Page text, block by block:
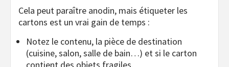
Cela peut paraître anodin, mais étiqueter les
cartons est un vrai gain de temps :
Notez le contenu, la pièce de destination
(cuisine, salon, salle de bain…) et si le carton
contient des objets fragiles.